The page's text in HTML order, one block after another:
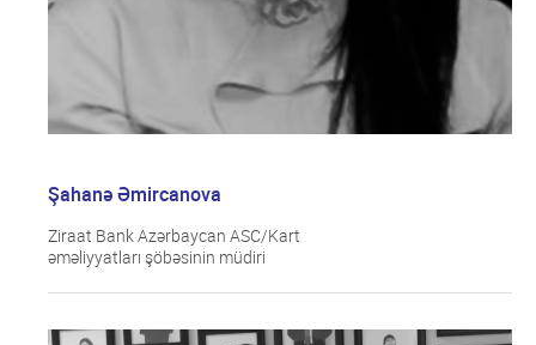
Şahanə Əmircanova
Ziraat Bank Azərbaycan ASC/Kart
əməliyyatları şöbəsinin müdiri